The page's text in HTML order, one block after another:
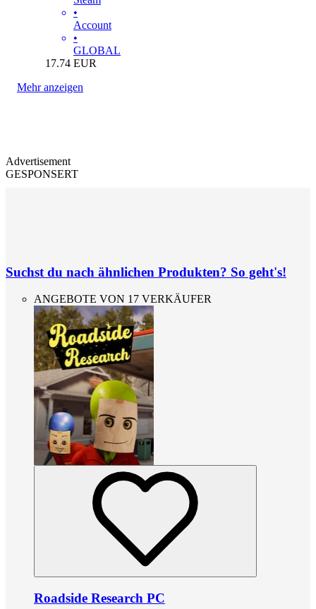
•
Account
•
GLOBAL
17.74 EUR
Mehr anzeigen
Advertisement
GESPONSERT
Suchst du nach ähnlichen Produkten? So geht's!
ANGEBOTE VON 17 VERKÄUFER
Roadside Research PC